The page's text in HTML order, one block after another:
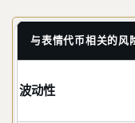
与表情代币相关的风
波动性